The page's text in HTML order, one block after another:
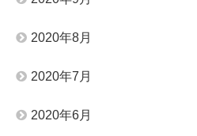
2020年8月
2020年7月
2020年6月